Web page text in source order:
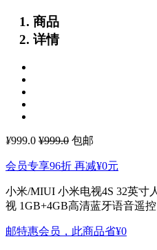
商品
详情
¥999.0 ¥999.0 包邮
会员专享96折 再减¥0元
小米/MIUI 小米电视4S 32英寸
视 1GB+4GB高清蓝牙语音遥控
邮特惠会员，此商品省¥0